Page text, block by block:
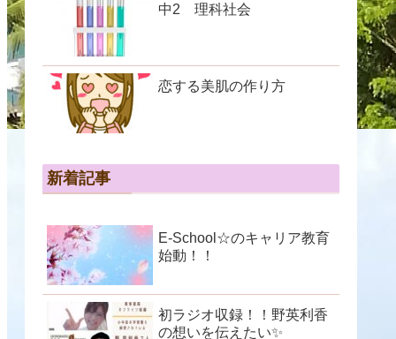
中2 理科社会
恋する美肌の作り方
新着記事
E-School☆のキャリア教育
始動！！
初ラジオ収録！！野英利香
の想いを伝えたい✨